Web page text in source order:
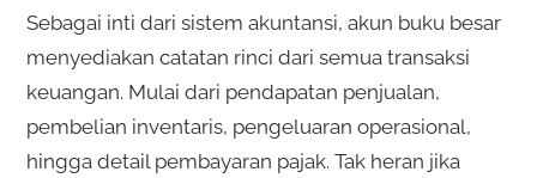
Sebagai inti dari sistem akuntansi, akun buku besar
menyediakan catatan rinci dari semua transaksi
keuangan. Mulai dari pendapatan penjualan,
pembelian inventaris, pengeluaran operasional,
hingga detail pembayaran pajak. Tak heran jika